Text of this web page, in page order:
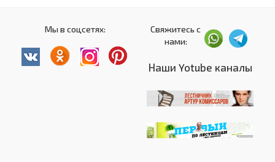
Мы в соцсетях:
Свяжитесь с
нами:
Наши Yotube каналы